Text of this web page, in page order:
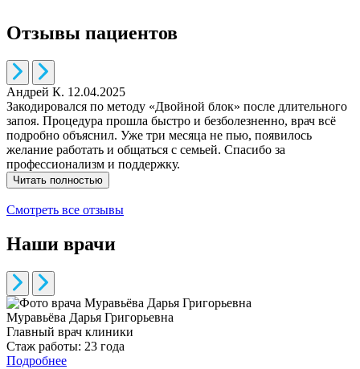
Отзывы пациентов
Андрей К. 12.04.2025
Закодировался по методу «Двойной блок» после длительного
запоя. Процедура прошла быстро и безболезненно, врач всё
подробно объяснил. Уже три месяца не пью, появилось
желание работать и общаться с семьей. Спасибо за
профессионализм и поддержку.
Читать полностью
Смотреть все отзывы
Наши врачи
Муравьёва Дарья Григорьевна
Главный врач клиники
Стаж работы: 23 года
Подробнее